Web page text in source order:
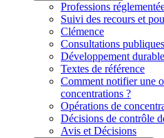
Professions
Suivi des recours et
Clémence
Consultations
Développement
Textes de référence
Comment notifier une
concentrations ?
Opérations de
Décisions de contrôle
Avis et Décisions